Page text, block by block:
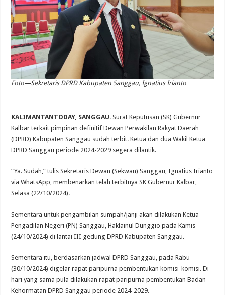
Foto—Sekretaris DPRD Kabupaten Sanggau, Ignatius Irianto
KALIMANTANTODAY, SANGGAU. Surat Keputusan (SK) Gubernur
Kalbar terkait pimpinan definitif Dewan Perwakilan Rakyat Daerah
(DPRD) Kabupaten Sanggau sudah terbit. Ketua dan dua Wakil Ketua
DPRD Sanggau periode 2024-2029 segera dilantik.
“Ya. Sudah,” tulis Sekretaris Dewan (Sekwan) Sanggau, Ignatius Irianto
via WhatsApp, membenarkan telah terbitnya SK Gubernur Kalbar,
Selasa (22/10/2024).
Sementara untuk pengambilan sumpah/janji akan dilakukan Ketua
Pengadilan Negeri (PN) Sanggau, Haklainul Dunggio pada Kamis
(24/10/2024) di lantai III gedung DPRD Kabupaten Sanggau.
Sementara itu, berdasarkan jadwal DPRD Sanggau, pada Rabu
(30/10/2024) digelar rapat paripurna pembentukan komisi-komisi. Di
hari yang sama pula dilakukan rapat paripurna pembentukan Badan
Kehormatan DPRD Sanggau periode 2024-2029.